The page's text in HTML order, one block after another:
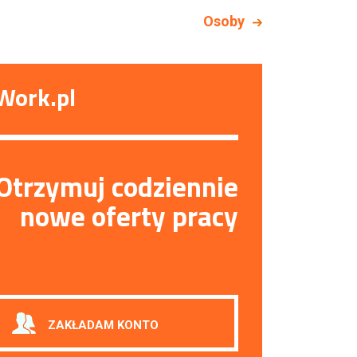
Osoby
codziennie
nowe oferty pracy
ZAKŁADAM KONTO